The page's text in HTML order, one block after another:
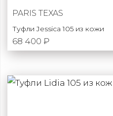
PARIS TEXAS
Туфли Jessica 105 из кожи
68 400 ₽